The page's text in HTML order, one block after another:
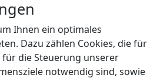
Ihnen ein optimales
Dazu zählen Cookies, die für
die Steuerung unserer
notwendig sind, sowie